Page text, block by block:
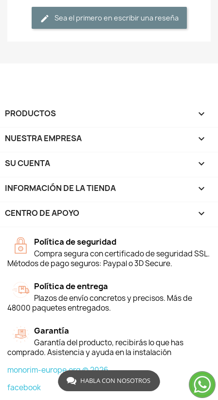
Sea el primero en escribir una reseña
PRODUCTOS 
NUESTRA EMPRESA 
SU CUENTA 
INFORMACIÓN DE LA TIENDA keyboard_arrow_down
CENTRO DE APOYO 
Política de seguridad
Compra segura con certificado de seguridad SSL.
Métodos de pago seguros: Paypal o 3D Secure.
Política de entrega
Plazos de envío concretos y precisos. Más de
48000 paquetes entregados.
Garantía
Garantía del producto, recibirás lo que has
comprado. Asistencia y ayuda en la instalación
monorim-europe.org © 2026
facebook
HABLA CON NOSOTROS